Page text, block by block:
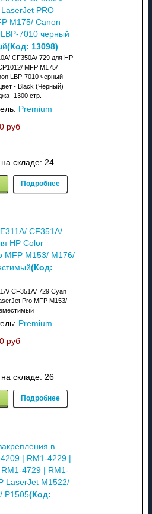
PRO
M175/ Canon
7010 черный
(Код: 13098)
CF350A/ 729 для HP
MFP M175/
LBP-7010 черный
- Black (Черный)
1300 стр.
Premium
руб
складе: 24
Подробнее
CF351A/
HP Color
MFP M153/ M176/
(Код:
CF351A/ 729 Cyan
Pro MFP M153/
Premium
руб
складе: 26
Подробнее
в
| RM1-4229 |
4729 | RM1-
LaserJet M1522/
P1505(Код: